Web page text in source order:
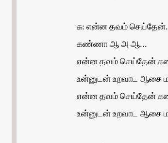
சு: என்ன தவம்
கண்ணா ஆ அ ஆ...
என்ன தவம் செய்தேன்
உன்னுடன் உறவாட ஆசை
என்ன தவம் செய்தேன்
உன்னுடன் உறவாட ஆசை